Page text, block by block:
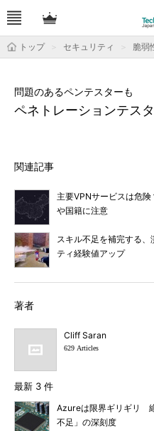
トップ セキュリティ 脆弱
ペネトレーションテス
問題のあるペンテスターも
関連記事
主要VPNサービスは危
や国籍に注意
スキル不足を補完する、
ティ経験値アップ
著者
Cliff Saran
629 Articles
最新 3 件
Azureは限界ギリギリ
不足」の深刻度